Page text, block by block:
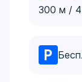
300 м /